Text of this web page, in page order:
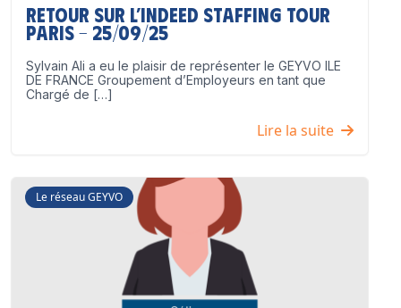
Retour sur l’Indeed Staffing Tour
Paris – 25/09/25
Sylvain Ali a eu le plaisir de représenter le GEYVO ILE
DE FRANCE Groupement d’Employeurs en tant que
Chargé de […]
Lire la suite
Le réseau GEYVO